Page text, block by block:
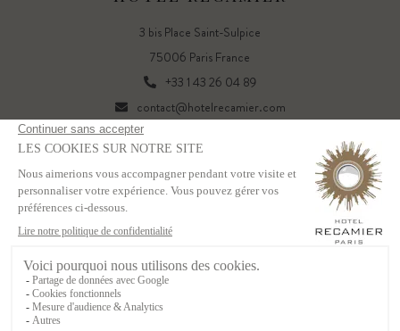
3 bis Place Saint-Sulpice
75006 Paris France
+33 1 43 26 04 89
contact@hotelrecamier.com
Powered by